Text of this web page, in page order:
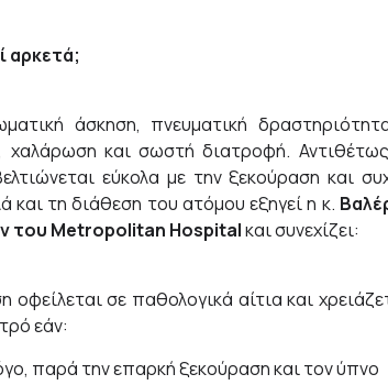
αρκετά;
άσκηση, πνευματική
χαλάρωση και σωστή διατροφή.
εύκολα με την ξεκούραση και
και τη διάθεση του ατόμου εξηγεί η κ.
του Metropolitan Hospitalκαι συνεχίζει:
σε παθολογικά αίτια και
εάν:
παρά την επαρκή ξεκούραση και τον ύπνο